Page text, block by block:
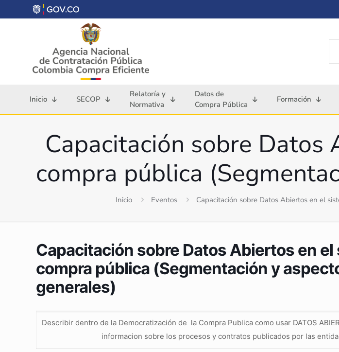
Inicio SECOP
Relatoría y
Normativa
Datos de
Compra Pública
Formación
Capacitación sobre
compra pública
Inicio Eventos Capacitación sobre Datos Abiertos en el
Capacitación sobre Datos Abiertos en el
compra pública (Segmentación y
generales)
Describir dentro de la Democratización de la Compra Publica como usar DATOS
informacion sobre los procesos y contratos publicados por las